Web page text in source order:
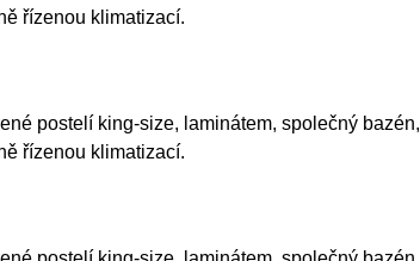
řízenou klimatizací.
postelí king-size, laminátem, společný
řízenou klimatizací.